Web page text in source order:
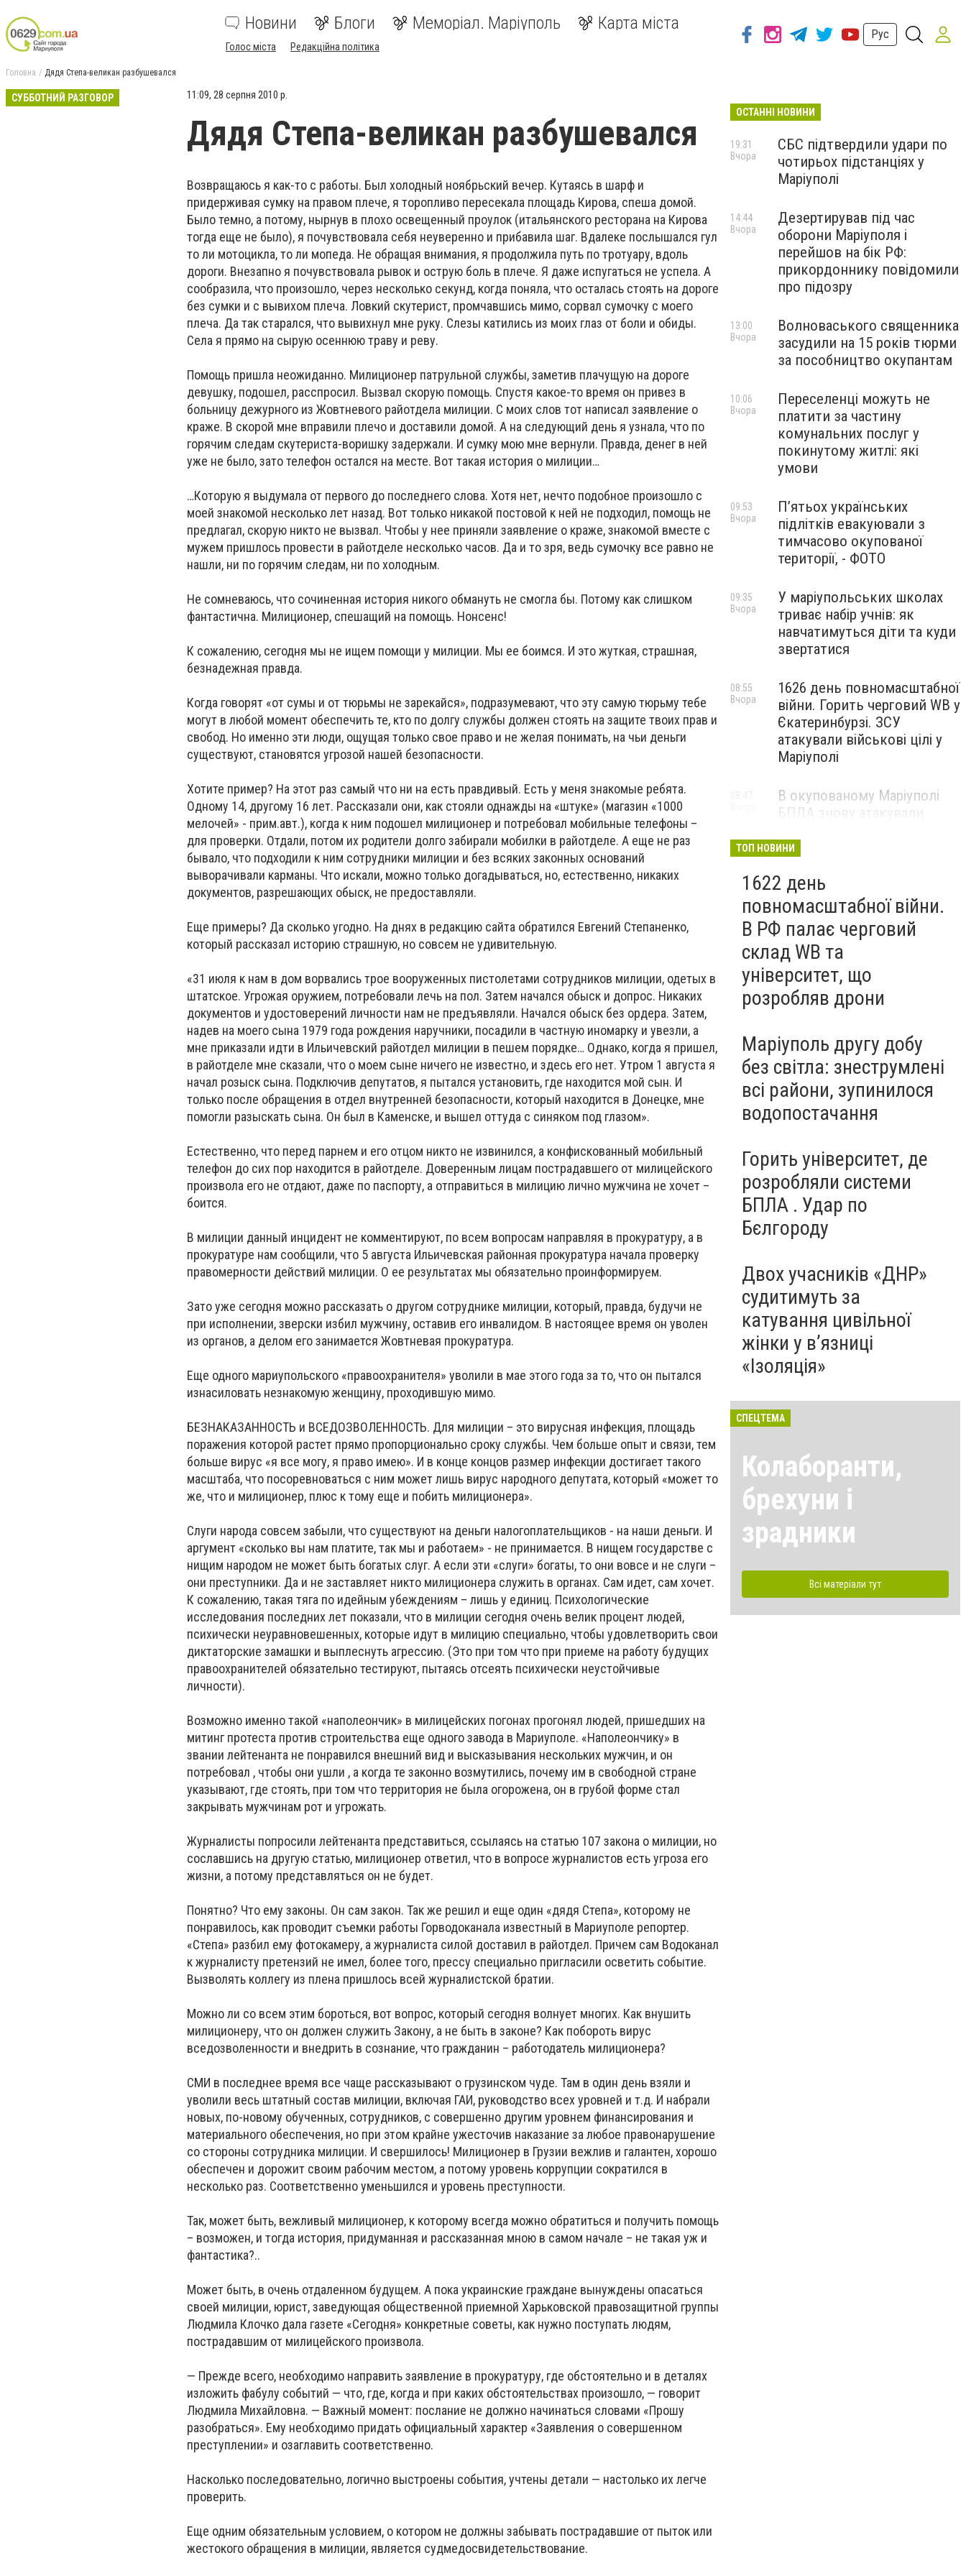
Новини Блоги Меморіал. Маріуполь Карта міста
Голос міста Редакційна політика
Рус
Головна Дядя Степа-великан разбушевался
СУББОТНИЙ РАЗГОВОР 11:09, 28 серпня 2010 р.
Дядя Степа-великан разбушевался
Возвращаюсь я как-то с работы. Был холодный ноябрьский вечер. Кутаясь в шарф и
придерживая сумку на правом плече, я торопливо пересекала площадь Кирова, спеша домой.
Было темно, а потому, нырнув в плохо освещенный проулок (итальянского ресторана на Кирова
тогда еще не было), я почувствовала себя неуверенно и прибавила шаг. Вдалеке послышался гул
то ли мотоцикла, то ли мопеда. Не обращая внимания, я продолжила путь по тротуару, вдоль
дороги. Внезапно я почувствовала рывок и острую боль в плече. Я даже испугаться не успела. А
сообразила, что произошло, через несколько секунд, когда поняла, что осталась стоять на дороге
без сумки и с вывихом плеча. Ловкий скутерист, промчавшись мимо, сорвал сумочку с моего
плеча. Да так старался, что вывихнул мне руку. Слезы катились из моих глаз от боли и обиды.
Села я прямо на сырую осеннюю траву и реву.
Помощь пришла неожиданно. Милиционер патрульной службы, заметив плачущую на дороге
девушку, подошел, расспросил. Вызвал скорую помощь. Спустя какое-то время он привез в
больницу дежурного из Жовтневого райотдела милиции. С моих слов тот написал заявление о
краже. В скорой мне вправили плечо и доставили домой. А на следующий день я узнала, что по
горячим следам скутериста-воришку задержали. И сумку мою мне вернули. Правда, денег в ней
уже не было, зато телефон остался на месте. Вот такая история о милиции…
…Которую я выдумала от первого до последнего слова. Хотя нет, нечто подобное произошло с
моей знакомой несколько лет назад. Вот только никакой постовой к ней не подходил, помощь не
предлагал, скорую никто не вызвал. Чтобы у нее приняли заявление о краже, знакомой вместе с
мужем пришлось провести в райотделе несколько часов. Да и то зря, ведь сумочку все равно не
нашли, ни по горячим следам, ни по холодным.
Не сомневаюсь, что сочиненная история никого обмануть не смогла бы. Потому как слишком
фантастична. Милиционер, спешащий на помощь. Нонсенс!
К сожалению, сегодня мы не ищем помощи у милиции. Мы ее боимся. И это жуткая, страшная,
безнадежная правда.
Когда говорят «от сумы и от тюрьмы не зарекайся», подразумевают, что эту самую тюрьму тебе
могут в любой момент обеспечить те, кто по долгу службы должен стоять на защите твоих прав и
свобод. Но именно эти люди, ощущая только свое право и не желая понимать, на чьи деньги
существуют, становятся угрозой нашей безопасности.
Хотите пример? На этот раз самый что ни на есть правдивый. Есть у меня знакомые ребята.
Одному 14, другому 16 лет. Рассказали они, как стояли однажды на «штуке» (магазин «1000
мелочей» - прим.авт.), когда к ним подошел милиционер и потребовал мобильные телефоны –
для проверки. Отдали, потом их родители долго забирали мобилки в райотделе. А еще не раз
бывало, что подходили к ним сотрудники милиции и без всяких законных оснований
выворачивали карманы. Что искали, можно только догадываться, но, естественно, никаких
документов, разрешающих обыск, не предоставляли.
Еще примеры? Да сколько угодно. На днях в редакцию сайта обратился Евгений Степаненко,
который рассказал историю страшную, но совсем не удивительную.
«31 июля к нам в дом ворвались трое вооруженных пистолетами сотрудников милиции, одетых в
штатское. Угрожая оружием, потребовали лечь на пол. Затем начался обыск и допрос. Никаких
документов и удостоверений личности нам не предъявляли. Начался обыск без ордера. Затем,
надев на моего сына 1979 года рождения наручники, посадили в частную иномарку и увезли, а
мне приказали идти в Ильичевский райотдел милиции в пешем порядке… Однако, когда я пришел,
в райотделе мне сказали, что о моем сыне ничего не известно, и здесь его нет. Утром 1 августа я
начал розыск сына. Подключив депутатов, я пытался установить, где находится мой сын. И
только после обращения в отдел внутренней безопасности, который находится в Донецке, мне
помогли разыскать сына. Он был в Каменске, и вышел оттуда с синяком под глазом».
Естественно, что перед парнем и его отцом никто не извинился, а конфискованный мобильный
телефон до сих пор находится в райотделе. Доверенным лицам пострадавшего от милицейского
произвола его не отдают, даже по паспорту, а отправиться в милицию лично мужчина не хочет –
боится.
В милиции данный инцидент не комментируют, по всем вопросам направляя в прокуратуру, а в
прокуратуре нам сообщили, что 5 августа Ильичевская районная прокуратура начала проверку
правомерности действий милиции. О ее результатах мы обязательно проинформируем.
Зато уже сегодня можно рассказать о другом сотруднике милиции, который, правда, будучи не
при исполнении, зверски избил мужчину, оставив его инвалидом. В настоящее время он уволен
из органов, а делом его занимается Жовтневая прокуратура.
Еще одного мариупольского «правоохранителя» уволили в мае этого года за то, что он пытался
изнасиловать незнакомую женщину, проходившую мимо.
БЕЗНАКАЗАННОСТЬ и ВСЕДОЗВОЛЕННОСТЬ. Для милиции – это вирусная инфекция, площадь
поражения которой растет прямо пропорционально сроку службы. Чем больше опыт и связи, тем
больше вирус «я все могу, я право имею». И в конце концов размер инфекции достигает такого
масштаба, что посоревноваться с ним может лишь вирус народного депутата, который «может то
же, что и милиционер, плюс к тому еще и побить милиционера».
Слуги народа совсем забыли, что существуют на деньги налогоплательщиков - на наши деньги. И
аргумент «сколько вы нам платите, так мы и работаем» - не принимается. В нищем государстве с
нищим народом не может быть богатых слуг. А если эти «слуги» богаты, то они вовсе и не слуги –
они преступники. Да и не заставляет никто милиционера служить в органах. Сам идет, сам хочет.
К сожалению, такая тяга по идейным убеждениям – лишь у единиц. Психологические
исследования последних лет показали, что в милиции сегодня очень велик процент людей,
психически неуравновешенных, которые идут в милицию специально, чтобы удовлетворить свои
диктаторские замашки и выплеснуть агрессию. (Это при том что при приеме на работу будущих
правоохранителей обязательно тестируют, пытаясь отсеять психически неустойчивые
личности).
Возможно именно такой «наполеончик» в милицейских погонах прогонял людей, пришедших на
митинг протеста против строительства еще одного завода в Мариуполе. «Наполеончику» в
звании лейтенанта не понравился внешний вид и высказывания нескольких мужчин, и он
потребовал , чтобы они ушли , а когда те законно возмутились, почему им в свободной стране
указывают, где стоять, при том что территория не была огорожена, он в грубой форме стал
закрывать мужчинам рот и угрожать.
Журналисты попросили лейтенанта представиться, ссылаясь на статью 107 закона о милиции, но
сославшись на другую статью, милиционер ответил, что в вопросе журналистов есть угроза его
жизни, а потому представляться он не будет.
Понятно? Что ему законы. Он сам закон. Так же решил и еще один «дядя Степа», которому не
понравилось, как проводит съемки работы Горводоканала известный в Мариуполе репортер.
«Степа» разбил ему фотокамеру, а журналиста силой доставил в райотдел. Причем сам Водоканал
к журналисту претензий не имел, более того, прессу специально пригласили осветить событие.
Вызволять коллегу из плена пришлось всей журналистской братии.
Можно ли со всем этим бороться, вот вопрос, который сегодня волнует многих. Как внушить
милиционеру, что он должен служить Закону, а не быть в законе? Как побороть вирус
вседозволенности и внедрить в сознание, что гражданин – работодатель милиционера?
СМИ в последнее время все чаще рассказывают о грузинском чуде. Там в один день взяли и
уволили весь штатный состав милиции, включая ГАИ, руководство всех уровней и т.д. И набрали
новых, по-новому обученных, сотрудников, с совершенно другим уровнем финансирования и
материального обеспечения, но при этом крайне ужесточив наказание за любое правонарушение
со стороны сотрудника милиции. И свершилось! Милиционер в Грузии вежлив и галантен, хорошо
обеспечен и дорожит своим рабочим местом, а потому уровень коррупции сократился в
несколько раз. Соответственно уменьшился и уровень преступности.
Так, может быть, вежливый милиционер, к которому всегда можно обратиться и получить помощь
– возможен, и тогда история, придуманная и рассказанная мною в самом начале – не такая уж и
фантастика?..
Может быть, в очень отдаленном будущем. А пока украинские граждане вынуждены опасаться
своей милиции, юрист, заведующая общественной приемной Харьковской правозащитной группы
Людмила Клочко дала газете «Сегодня» конкретные советы, как нужно поступать людям,
пострадавшим от милицейского произвола.
— Прежде всего, необходимо направить заявление в прокуратуру, где обстоятельно и в деталях
изложить фабулу событий — что, где, когда и при каких обстоятельствах произошло, — говорит
Людмила Михайловна. — Важный момент: послание не должно начинаться словами «Прошу
разобраться». Ему необходимо придать официальный характер «Заявления о совершенном
преступлении» и озаглавить соответственно.
Насколько последовательно, логично выстроены события, учтены детали — настолько их легче
проверить.
Еще одним обязательным условием, о котором не должны забывать пострадавшие от пыток или
жестокого обращения в милиции, является судмедосвидетельствование.
ОСТАННІ НОВИНИ
СБС підтвердили удари по
чотирьох підстанціях у
Маріуполі
19:31
Вчора
Дезертирував під час
оборони Маріуполя і
перейшов на бік РФ:
прикордоннику повідомили
про підозру
14:44
Вчора
Волноваського священника
засудили на 15 років тюрми
за пособництво окупантам
13:00
Вчора
Переселенці можуть не
платити за частину
комунальних послуг у
покинутому житлі: які
умови
10:06
Вчора
П’ятьох українських
підлітків евакуювали з
тимчасово окупованої
території, - ФОТО
09:53
Вчора
У маріупольських школах
триває набір учнів: як
навчатимуться діти та куди
звертатися
09:35
Вчора
1626 день повномасштабної
війни. Горить черговий WB у
Єкатеринбурзі. ЗСУ
атакували військові цілі у
Маріуполі
08:55
Вчора
В окупованому Маріуполі
БПЛА знову атакували
— ВІДЕО
ТОП НОВИНИ
1622 день
повномасштабної війни.
В РФ палає черговий
склад WB та
університет, що
розробляв дрони
Маріуполь другу добу
без світла: знеструмлені
всі райони, зупинилося
водопостачання
Горить університет, де
розробляли системи
БПЛА . Удар по
Бєлгороду
Двох учасників «ДНР»
судитимуть за
катування цивільної
жінки у в’язниці
«Ізоляція»
СПЕЦТЕМА
Колаборанти,
брехуни і
зрадники
Всі матеріали тут